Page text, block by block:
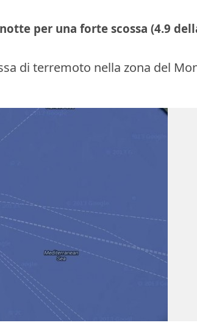
per una forte scossa (4.9
di terremoto nella zona del